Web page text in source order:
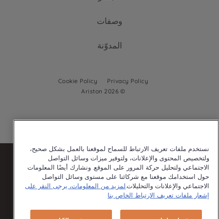
أفران قائمة بذاتها
مواقد (مسطحات) مدمجة
غسالات صحون قائمة بذاتها
مواقد (مسطحات) مدمجة
الخدمة والدعم
وصفات
المدوّنة
© 2026 Ariston
Privacy Policy
Cookie Policy
Our parent company, Beko has 55,000 employees throughout the
world with its global operations through its subsidiaries in 57
countries and 45 production facilities in 13 countries
(i.e. Türkiye, UK, Italy, Romania, Slovakia, Poland, South Africa,
نستخدم ملفات تعريف الارتباط للسماح لموقعنا بالعمل بشكل صحيح،
ولتخصيص المحتوى والإعلانات، ولتوفير ميزات وسائل التواصل
الاجتماعي ولتحليل حركة المرور على الموقع. ونشارك أيضًا المعلومات
حول استخدامك موقعنا مع شركائنا على مستوى وسائل التواصل
الاجتماعي والإعلانات والتحليلات.لمزيد من المعلومات، يرجى النقر على
إشعار ملفات تعريف الارتباط الخاص بنا